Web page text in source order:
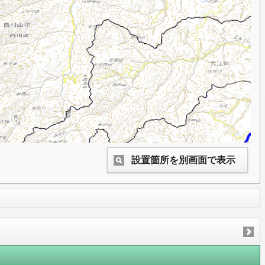
設置箇所を別画面で表示